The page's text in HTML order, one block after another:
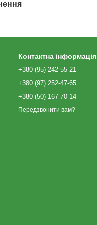
Контактна інформація
+380 (95) 242-55-21
+380 (97) 252-47-65
+380 (50) 167-70-14
Передзвонити вам?